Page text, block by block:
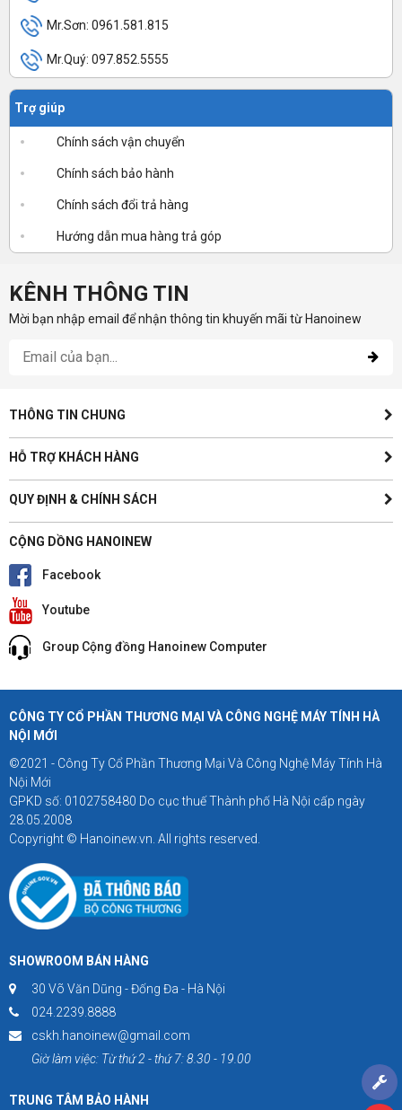
Mr.Sơn: 0961.581.815
Mr.Quý: 097.852.5555
Trợ giúp
Chính sách vận chuyển
Chính sách bảo hành
Chính sách đổi trả hàng
Hướng dẫn mua hàng trả góp
KÊNH THÔNG TIN
Mời bạn nhập email để nhận thông tin khuyến mãi từ Hanoinew
THÔNG TIN CHUNG
HỖ TRỢ KHÁCH HÀNG
QUY ĐỊNH & CHÍNH SÁCH
CỘNG DỒNG HANOINEW
Facebook
Youtube
Group Cộng đồng Hanoinew Computer
CÔNG TY CỔ PHẦN THƯƠNG MẠI VÀ CÔNG NGHỆ MÁY TÍNH HÀ
NỘI MỚI
©2021 - Công Ty Cổ Phần Thương Mại Và Công Nghệ Máy Tính Hà
Nội Mới
GPKD số: 0102758480 Do cục thuế Thành phố Hà Nội cấp ngày
28.05.2008
Copyright © Hanoinew.vn. All rights reserved.
SHOWROOM BÁN HÀNG
30 Võ Văn Dũng - Đống Đa - Hà Nội
024.2239.8888
cskh.hanoinew@gmail.com
Giờ làm việc: Từ thứ 2 - thứ 7: 8.30 - 19.00
TRUNG TÂM BẢO HÀNH